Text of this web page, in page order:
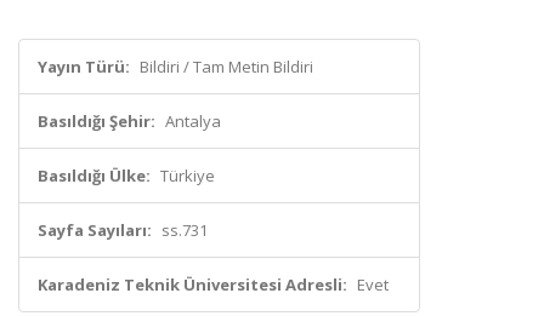
Yayın Türü: Bildiri / Tam Metin Bildiri
Basıldığı Şehir: Antalya
Basıldığı Ülke: Türkiye
Sayfa Sayıları: ss.731
Karadeniz Teknik Üniversitesi Adresli: Evet